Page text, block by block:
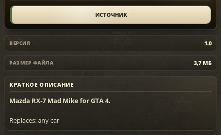
ИСТОЧНИК
ВЕРСИЯ 1.0
РАЗМЕР ФАЙЛА 3,7 МБ
КРАТКОЕ ОПИСАНИЕ
Mazda RX-7 Mad Mike for GTA 4.
Replaces: any car